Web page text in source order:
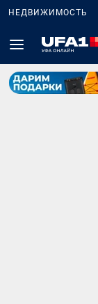
НЕДВИЖИМОСТЬ